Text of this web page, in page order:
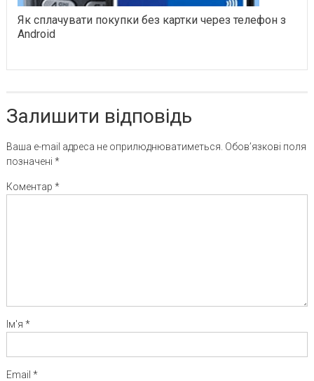
Як сплачувати покупки без картки через телефон з
Android
Залишити відповідь
Ваша e-mail адреса не оприлюднюватиметься. Обов’язкові поля
позначені *
Коментар *
Ім'я *
Email *